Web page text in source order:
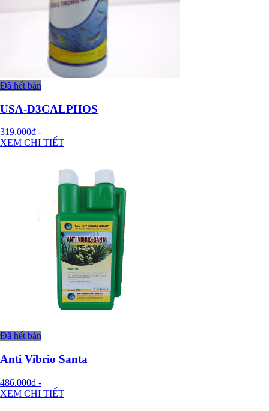
Đã hết bán
USA-D3CALPHOS
319.000đ -
XEM CHI TIẾT
Đã hết bán
Anti Vibrio Santa
486.000đ -
XEM CHI TIẾT